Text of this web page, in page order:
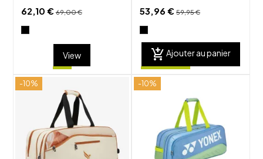
62,10 €69,00 €
View
53,96 € 59,95 €
add_shopping_cart Ajouter au panier
-10%
favorite_border
visibility
-10%